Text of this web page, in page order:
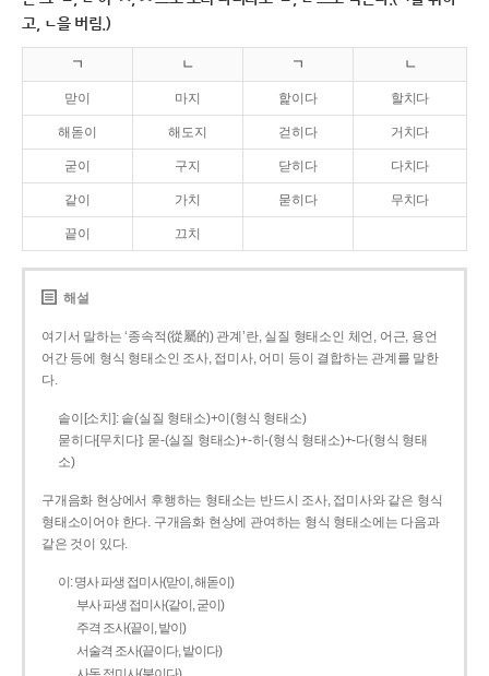
고, ㄴ을 버림.)
ㄱ ㄴ ㄱ ㄴ
맏이 마지 핥이다 할치다
해돋이 해도지 걷히다 거치다
굳이 구지 닫히다 다치다
같이 가치 묻히다 무치다
끝이 끄치
해설
여기서 말하는 ‘종속적(從屬的) 관계’란, 실질 형태소인 체언, 어근, 용언
어간 등에 형식 형태소인 조사, 접미사, 어미 등이 결합하는 관계를 말한
다.
솥이[소치]: 솥(실질 형태소)+이(형식 형태소)
묻히다[무치다]: 묻­-(실질 형태소)+­-히­-(형식 형태소)+-다(형식 형태
소)
구개음화 현상에서 후행하는 형태소는 반드시 조사, 접미사와 같은 형식
형태소이어야 한다. 구개음화 현상에 관여하는 형식 형태소에는 다음과
같은 것이 있다.
이: 명사 파생 접미사(맏이, 해돋이)
부사 파생 접미사(같이, 굳이)
주격 조사(끝이, 밭이)
서술격 조사(끝이다, 밭이다)